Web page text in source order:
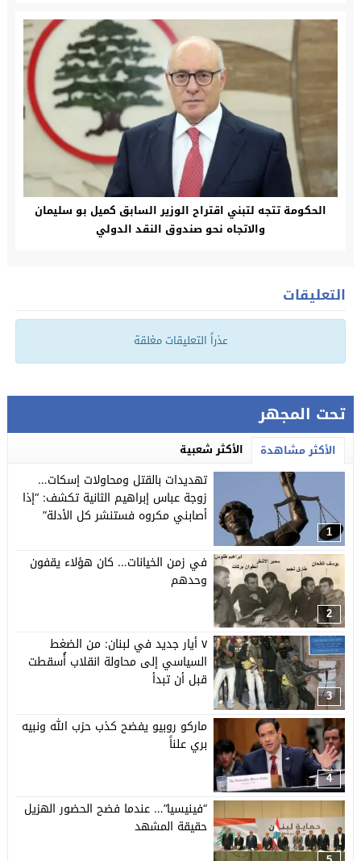
الحكومة تتجه لتبني اقتراح الوزير السابق كميل بو سليمان​
والاتجاه نحو ​صندوق النقد​ الدولي
التعليقات
عذراً التعليقات مغلقة
تحت المجهر
الأكثر مشاهدة الأكثر شعبية
1
تهديدات بالقتل ومحاولات إسكات…
زوجة عباس إبراهيم الثانية تكشف: “إذا
أصابني مكروه فستنشر كل الأدلة”
2
في زمن الخيانات… كان هؤلاء يقفون
وحدهم
3
٧ أيار جديد في لبنان: من الضغط
السياسي إلى محاولة انقلاب أُسقطت
قبل أن تبدأ
4
ماركو روبيو يفضح كذب حزب الله ونبيه
بري علناً
“فينيسيا”… عندما فضح الحضور الهزيل
حقيقة المشهد